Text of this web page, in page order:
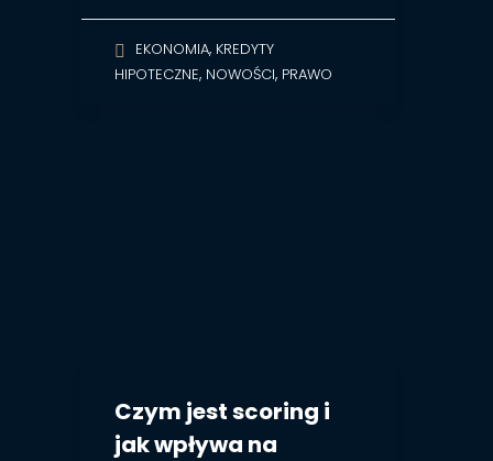
EKONOMIA, KREDYTY
HIPOTECZNE, NOWOŚCI, PRAWO
Czym jest scoring i
jak wpływa na